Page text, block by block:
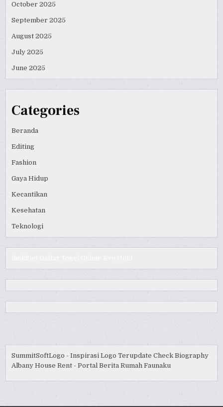
October 2025
September 2025
August 2025
July 2025
June 2025
Categories
Beranda
Editing
Fashion
Gaya Hidup
Kecantikan
Kesehatan
Teknologi
SummitSoftLogo - Inspirasi Logo Terupdate Check Biography
Albany House Rent - Portal Berita Rumah Faunaku